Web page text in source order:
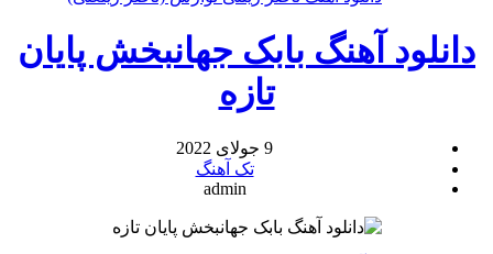
دانلود آهنگ بابک جهانبخش پایان
تازه
9 جولای 2022
تک آهنگ
admin